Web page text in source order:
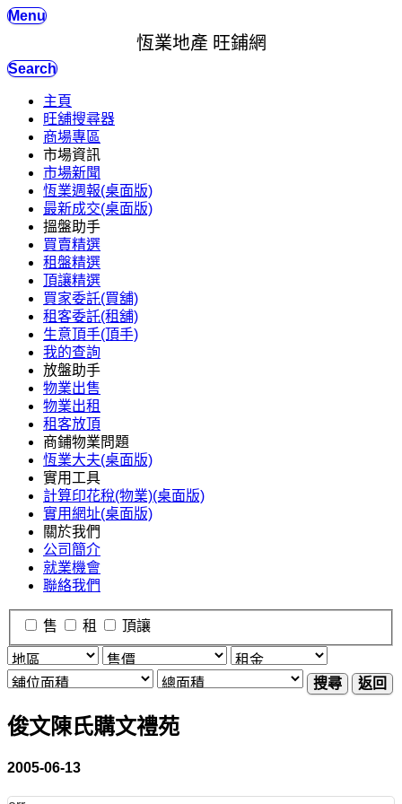
Menu
恆業地產 旺鋪網
Search
主頁
旺舖搜尋器
商場專區
市場資訊
市場新聞
恆業週報(桌面版)
最新成交(桌面版)
搵盤助手
買賣精選
租盤精選
頂讓精選
買家委託(買舖)
租客委託(租舖)
生意頂手(頂手)
我的查詢
放盤助手
物業出售
物業出租
租客放頂
商鋪物業問題
恆業大夫(桌面版)
實用工具
計算印花稅(物業)(桌面版)
實用網址(桌面版)
關於我們
公司簡介
就業機會
聯絡我們
售 租 頂讓
搜尋 返回
俊文陳氏購文禮苑
2005-06-13